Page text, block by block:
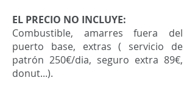
EL PRECIO NO INCLUYE:
Combustible, amarres fuera del
puerto base, extras ( servicio de
patrón 250€/dia, seguro extra 89€,
donut...).